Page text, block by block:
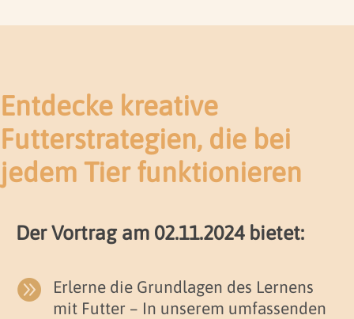
Entdecke kreative
Futterstrategien, die bei
jedem Tier funktionieren
Der Vortrag am 02.11.2024 bietet:

Erlerne die Grundlagen des Lernens
mit Futter – In unserem umfassenden